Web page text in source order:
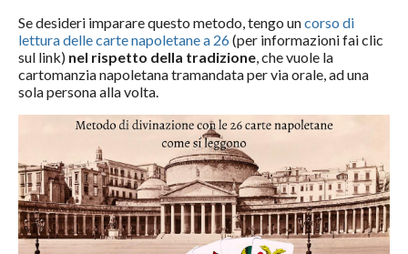
Se desideri imparare questo metodo, tengo uncorso di
lettura delle carte napoletane a 26(per informazioni fai clic
sul link) nel rispetto della tradizione , che vuole la
cartomanzia napoletana tramandata per via orale, ad una
sola persona alla volta.